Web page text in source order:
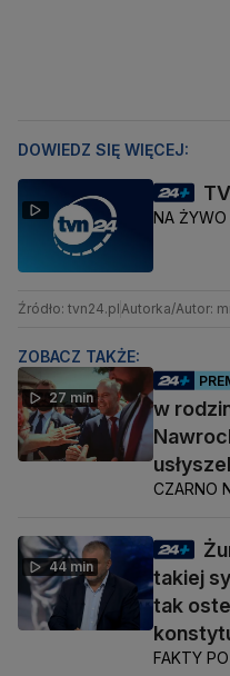
DOWIEDZ SIĘ WIĘCEJ:
NA ŻYWO
Źródło: tvn24.plAutorka/Autor:
ZOBACZ TAKŻE:
27 min
w
CZARNO
44 min
takiej
tak
FAKTY